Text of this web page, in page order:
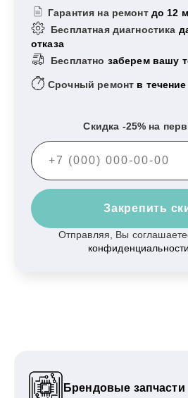
Гарантия на ремонт до 12
Бесплатная диагностика
отказа
Бесплатно заберем вашу
Срочный ремонт в
Скидка -25% на
Закрепить
Отправляя, Вы
Брендовые запчасти